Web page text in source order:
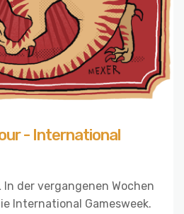
- International
In der vergangenen Wochen
International Gamesweek.